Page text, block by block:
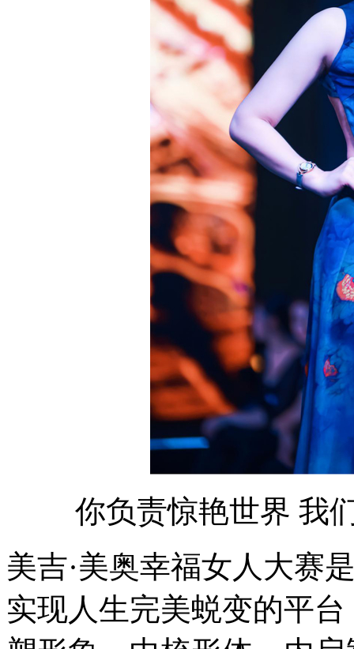
你负责惊艳世界 我
美吉·美奥幸福女人大赛
实现人生完美蜕变的平